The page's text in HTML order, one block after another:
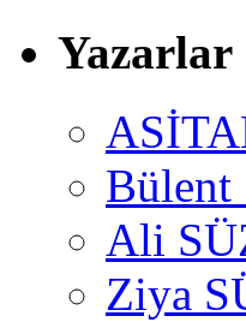
Yazarlar
Ali
Ziya